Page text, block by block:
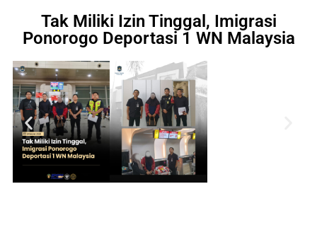
Tak Miliki Izin Tinggal, Imigrasi
Ponorogo Deportasi 1 WN Malaysia